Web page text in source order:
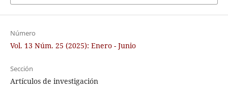
Número
Vol. 13 Núm. 25 (2025): Enero - Junio
Sección
Artículos de investigación